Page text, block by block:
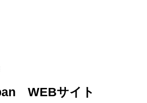
WEBサイト